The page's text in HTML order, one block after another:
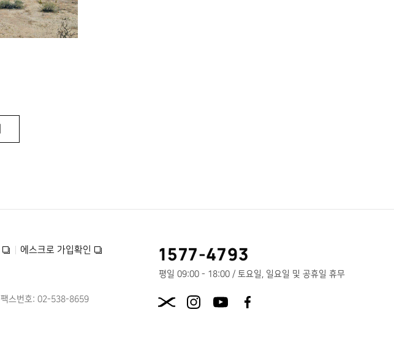
고
객
센
전
1577-4793
평일 09:00 - 18:00 / 토요일, 일요일 및 공휴일 휴무
X.com
에스크로 가입확인
팩스번호: 02-538-8659